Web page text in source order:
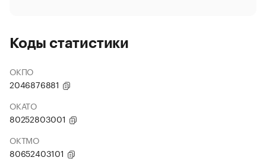
Коды статистики
ОКПО
2046876881
ОКАТО
80252803001
ОКТМО
80652403101